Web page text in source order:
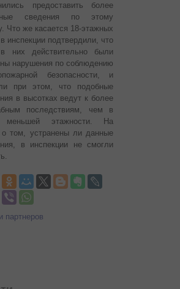
предоставить более
сведения по этому
Что же касается 18-этажных
инспекции подтвердили, что
них действительно были
нарушения по соблюдению
безопасности, и
при этом, что подобные
в высотках ведут к более
последствиям, чем в
меньшей этажности. На
о том, устранены ли данные
в инспекции не смогли
партнеров